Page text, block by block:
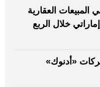
المبيعات العقارية
درهم إماراتي خلال الربع
شركات «أدنوك»